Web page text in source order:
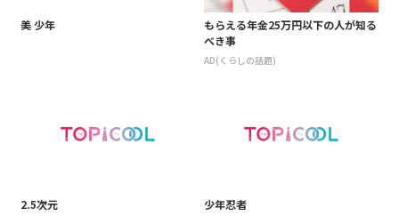
美 少年
もらえる年金25万円以下の人が知る
べき事
AD(くらしの話題)
2.5次元 少年忍者